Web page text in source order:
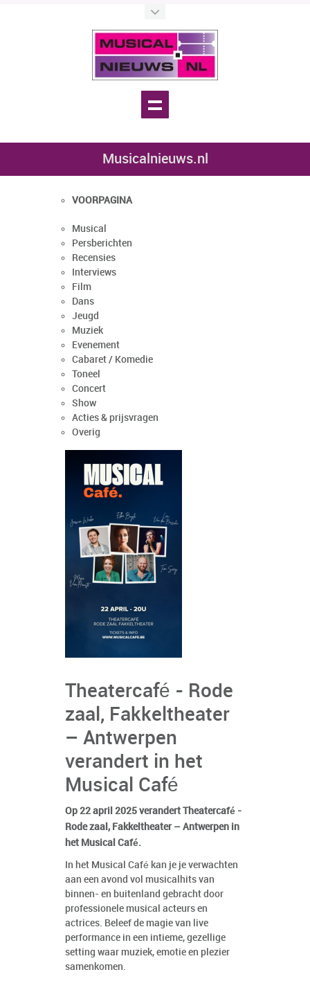
Musicalnieuws.nl
VOORPAGINA
Musical
Persberichten
Recensies
Interviews
Film
Dans
Jeugd
Muziek
Evenement
Cabaret / Komedie
Toneel
Concert
Show
Acties & prijsvragen
Overig
Theatercafé - Rode
zaal, Fakkeltheater
– Antwerpen
verandert in het
Musical Café
Op 22 april 2025 verandert Theatercafé -
Rode zaal, Fakkeltheater – Antwerpen in
het Musical Café.
In het Musical Café kan je je verwachten
aan een avond vol musicalhits van
binnen- en buitenland gebracht door
professionele musical acteurs en
actrices. Beleef de magie van live
performance in een intieme, gezellige
setting waar muziek, emotie en plezier
samenkomen.